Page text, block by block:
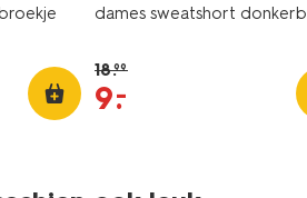
dames sweatshort
18.99
9.
–